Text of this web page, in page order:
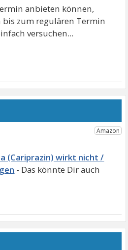
anbieten können,
zum regulären Termin
versuchen...
(Cariprazin) wirkt nicht /